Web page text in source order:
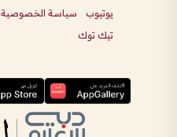
يوتيوب
تيك توك
سياسة الخصوصية